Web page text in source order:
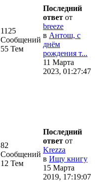
1125
Сообщений
55 Тем
Последний
ответ от
breeze
в Антош, с
днём
рождения т...
11 Марта
2023, 01:27:47
82
Сообщений
12 Тем
Последний
ответ от
Krezza
в Ищу книгу
15 Марта
2019, 17:19:07